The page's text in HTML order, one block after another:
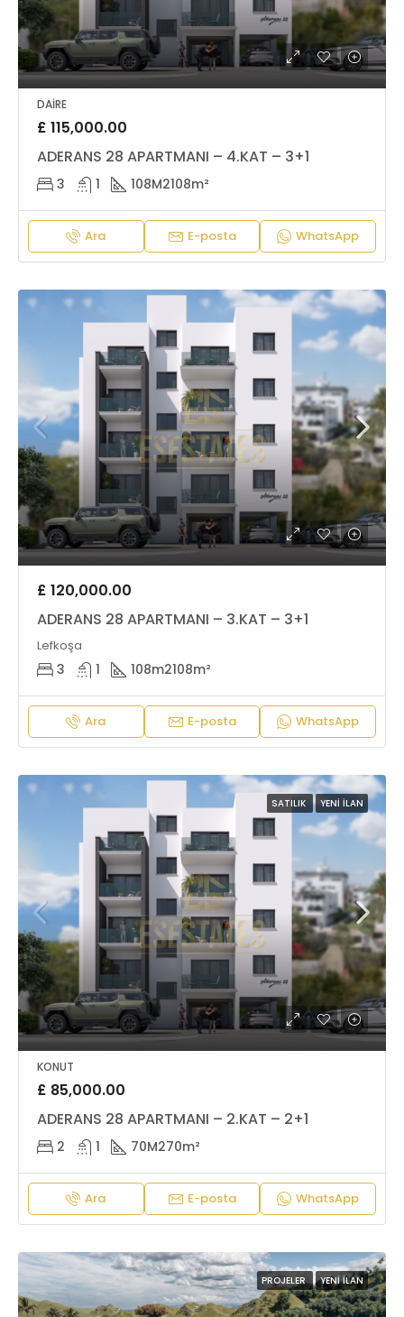
DAIRE
£ 115,000.00
ADERANS 28 APARTMANI – 4.KAT – 3+1
3 1 108M2108m²
Ara E-posta WhatsApp
£ 120,000.00
ADERANS 28 APARTMANI – 3.KAT – 3+1
Lefkoşa
3 1 108m2108m²
Ara E-posta WhatsApp
SATILIK YENI İLAN
KONUT
£ 85,000.00
ADERANS 28 APARTMANI – 2.KAT – 2+1
2 1 70M270m²
Ara E-posta WhatsApp
PROJELER YENI İLAN